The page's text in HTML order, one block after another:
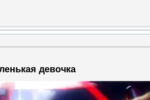
девочка